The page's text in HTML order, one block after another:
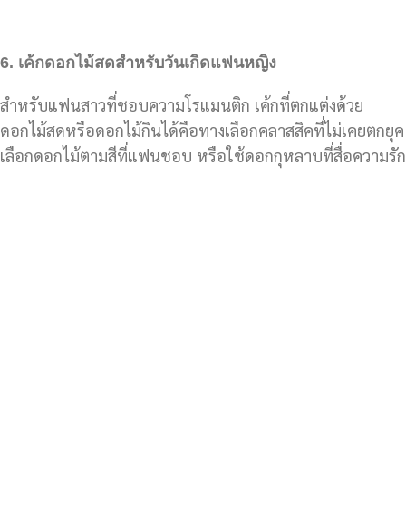
6. เค้กดอกไม้สดสำหรับวันเกิดแฟนหญิง
สำหรับแฟนสาวที่ชอบความโรแมนติก เค้กที่ตกแต่งด้วย
ดอกไม้สดหรือดอกไม้กินได้คือทางเลือกคลาสสิคที่ไม่เคยตกยุค
เลือกดอกไม้ตามสีที่แฟนชอบ หรือใช้ดอกกุหลาบที่สื่อความรัก